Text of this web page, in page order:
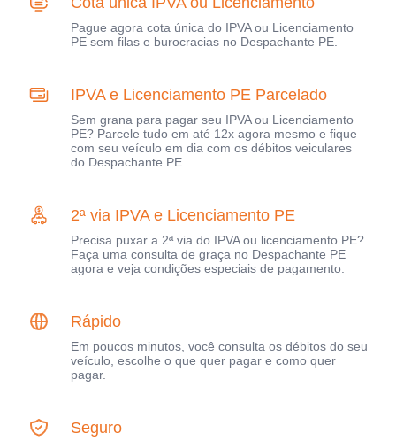
Pague agora cota única do IPVA ou Licenciamento
PE sem filas e burocracias no Despachante PE.
IPVA e Licenciamento PE Parcelado
Sem grana para pagar seu IPVA ou Licenciamento
PE? Parcele tudo em até 12x agora mesmo e fique
com seu veículo em dia com os débitos veiculares
do Despachante PE.
2ª via IPVA e Licenciamento PE
Precisa puxar a 2ª via do IPVA ou licenciamento PE?
Faça uma consulta de graça no Despachante PE
agora e veja condições especiais de pagamento.
Rápido
Em poucos minutos, você consulta os débitos do seu
veículo, escolhe o que quer pagar e como quer
pagar.
Seguro